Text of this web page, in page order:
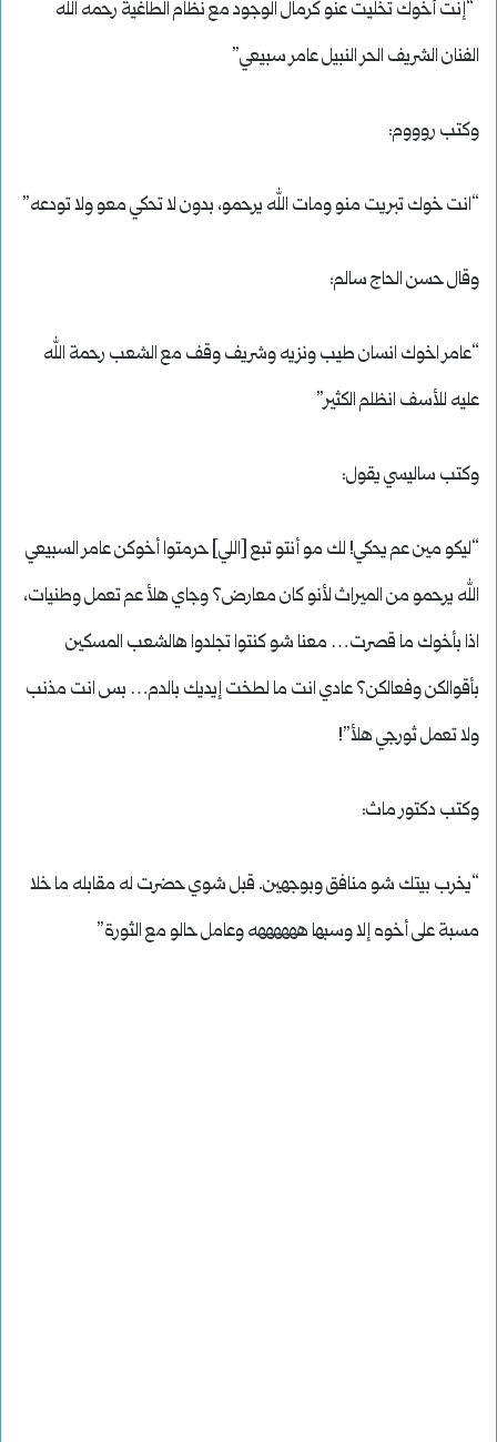
“إنت أخوك تخليت عنو كرمال الوجود مع نظام الطاغية رحمه الله
الفنان الشريف الحر النبيل عامر سبيعي”
وكتب روووم:
“انت خوك تبريت منو ومات الله يرحمو، بدون لا تحكي معو ولا تودعه”
وقال حسن الحاج سالم:
“عامر اخوك انسان طيب ونزيه وشريف وقف مع الشعب رحمة الله
عليه للأسف انظلم الكثير”
وكتب ساليسي يقول:
“ليكو مين عم يحكي! لك مو أنتو تبع [اللي] حرمتوا أخوكن عامر السبيعي
الله يرحمو من الميراث لأنو كان معارض؟ وجاي هلأ عم تعمل وطنيات،
اذا بأخوك ما قصرت… معنا شو كنتوا تجلدوا هالشعب المسكين
بأقوالكن وفعالكن؟ عادي انت ما لطخت إيديك بالدم… بس انت مذنب
ولا تعمل ثورجي هلأ”!
وكتب دكتور ماث:
“يخرب بيتك شو منافق وبوجهين. قبل شوي حضرت له مقابله ما خلا
مسبة على أخوه إلا وسبها ههههههه وعامل حالو مع الثورة”